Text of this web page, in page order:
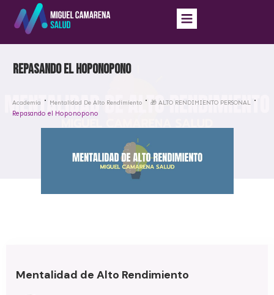
Repasando el Hoponopono
Academia Mentalidad De Alto Rendimiento 🎁 ALTO RENDIMIENTO PERSONAL
Repasando el Hoponopono
Mentalidad de Alto Rendimiento